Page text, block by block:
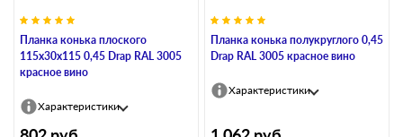
Планка конька плоского
115х30х115 0,45 Drap RAL 3005
красное вино
Характеристики
Планка конька полукруглого 0,45
Drap RAL 3005 красное вино
Характеристики